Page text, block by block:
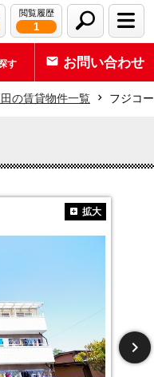
閲覧履歴
1
す お問い合わせ
の賃貸物件一覧 フジコ
拡大